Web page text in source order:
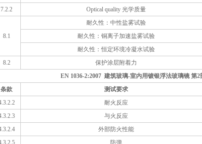
7.2.2
Optical quality 光学质量
8.1
耐久性：中性盐雾试验
耐久性：铜离子加速盐雾试验
耐久性：恒定环境冷凝水试验
8.2
保护涂层附着力
EN 1036-2:2007 建筑玻璃-室内用镀银浮法玻璃镜 第
条款
测试要求
耐火反应
与火反应
外部防火性能
防弹